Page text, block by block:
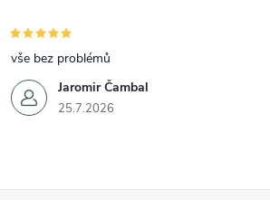
Jaromir Čambal
25.7.2026
vše bez problémů